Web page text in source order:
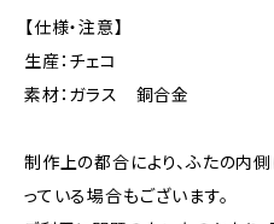
【仕様・注意】
生産：チェコ
素材：ガラス 銅合金
制作上の都合により、ふたの内
っている場合もございます。